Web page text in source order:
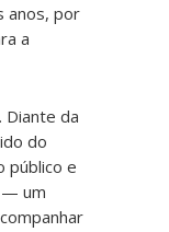
anos, por
a
Diante da
do
público e
— um